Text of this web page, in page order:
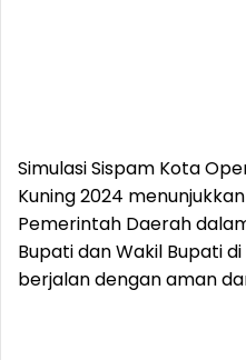
Simulasi Sispam Kota
Kuning 2024
Pemerintah Daerah
Bupati dan Wakil Bupati
berjalan dengan aman